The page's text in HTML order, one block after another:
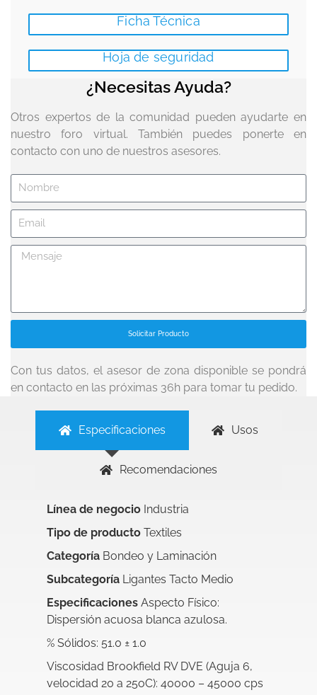
Ficha Técnica
Hoja de seguridad
¿Necesitas Ayuda?
Otros expertos de la comunidad pueden ayudarte en
nuestro foro virtual. También puedes ponerte en
contacto con uno de nuestros asesores.
Solicitar Producto
Con tus datos, el asesor de zona disponible se pondrá
en contacto en las próximas 36h para tomar tu pedido.
Especificaciones Usos
Recomendaciones
Línea de negocio Industria
Tipo de producto Textiles
Categoría Bondeo y Laminación
Subcategoría Ligantes Tacto Medio
Especificaciones Aspecto Físico:
Dispersión acuosa blanca azulosa.
% Sólidos: 51.0 ± 1.0
Viscosidad Brookfield RV DVE (Aguja 6,
velocidad 20 a 25oC): 40000 – 45000 cps